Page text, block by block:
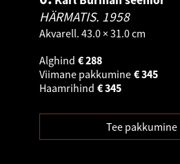
HÄRMATIS. 1958
Akvarell. 43.0 × 31.0 cm
Alghind
288
€
Viimane pakkumine
345
€
Haamrihind
345
€
Tee pakkumine